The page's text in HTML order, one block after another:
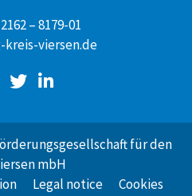
– 8179-01
kreis-viersen.de
für den
mbH
Legal notice Cookies